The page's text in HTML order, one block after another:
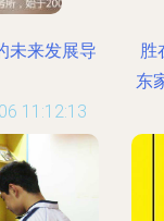
未来发展导
11:12:13
胜
东